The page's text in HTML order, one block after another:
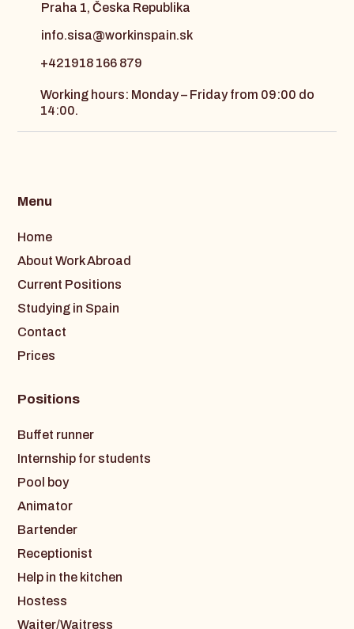
Praha 1, Česka Republika
info.sisa@workinspain.sk
+421918 166 879
Working hours: Monday – Friday from 09:00 do
14:00.
Menu
Home
About Work Abroad
Current Positions
Studying in Spain
Contact
Prices
Positions
Buffet runner
Internship for students
Pool boy
Animator
Bartender
Receptionist
Help in the kitchen
Hostess
Waiter/Waitress